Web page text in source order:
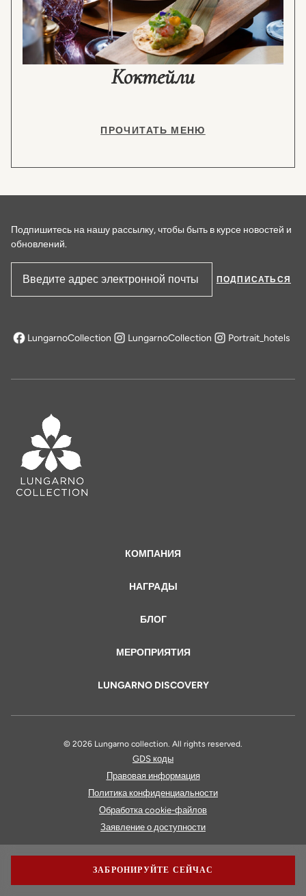
ЗАБРОНИРУЙТЕ СЕЙЧАС
Коктейли
ПРОЧИТАТЬ МЕНЮ
КОМПАНИЯ
НАГРАДЫ
БЛОГ
МЕРОПРИЯТИЯ
LUNGARNO DISCOVERY
Подпишитесь на нашу рассылку, чтобы быть в курсе новостей и
обновлений.
Адрес электронной почты
ПОДПИСАТЬСЯ
LungarnoCollection
открывается в новой вкладке
LungarnoCollection Portrait_hotels
© 2026 Lungarno collection. All rights reserved.
GDS коды
Правовая информация
Политика конфиденциальности
Обработка cookie-файлов
Заявление о доступности